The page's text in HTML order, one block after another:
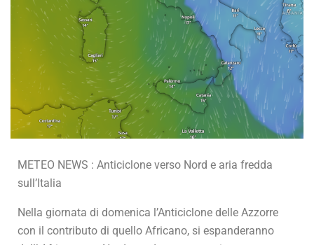
METEO NEWS : Anticiclone verso Nord e aria fredda
sull’Italia
Nella giornata di domenica l’Anticiclone delle Azzorre
con il contributo di quello Africano, si espanderanno